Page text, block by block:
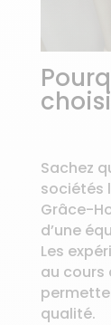
Sachez
sociétés
Grâce-
d’une
Les
au cours
qualité.